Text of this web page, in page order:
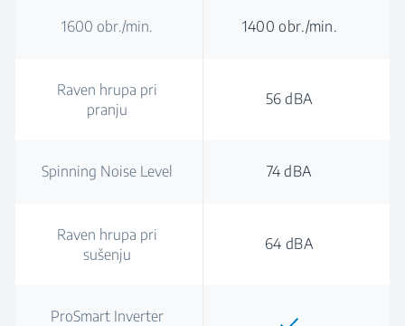
1600 obr./min. 1400 obr./min.
Raven hrupa pri
pranju
56 dBA
Spinning Noise Level 74 dBA
Raven hrupa pri
sušenju
64 dBA
ProSmart Inverter